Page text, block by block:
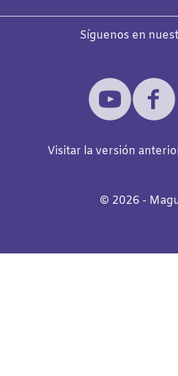
Síguenos en
Visitar la versión
©️ 2026 -